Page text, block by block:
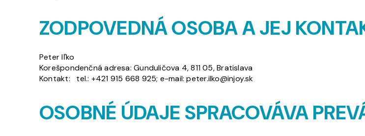
ZODPOVEDNÁ OSOBA A JEJ
Peter Iľko
Korešpondenčná adresa: Gunduličova 4, 811 05, Bratislava
Kontakt: tel.: +421 915 668 925; e-mail: peter.ilko@injoy.sk
OSOBNÉ ÚDAJE SPRACOVÁVA